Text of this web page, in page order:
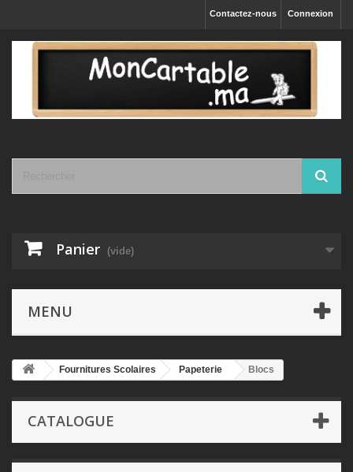
Connexion
Contactez-nous
Panier (vide)
MENU
Fournitures Scolaires Papeterie Blocs
CATALOGUE